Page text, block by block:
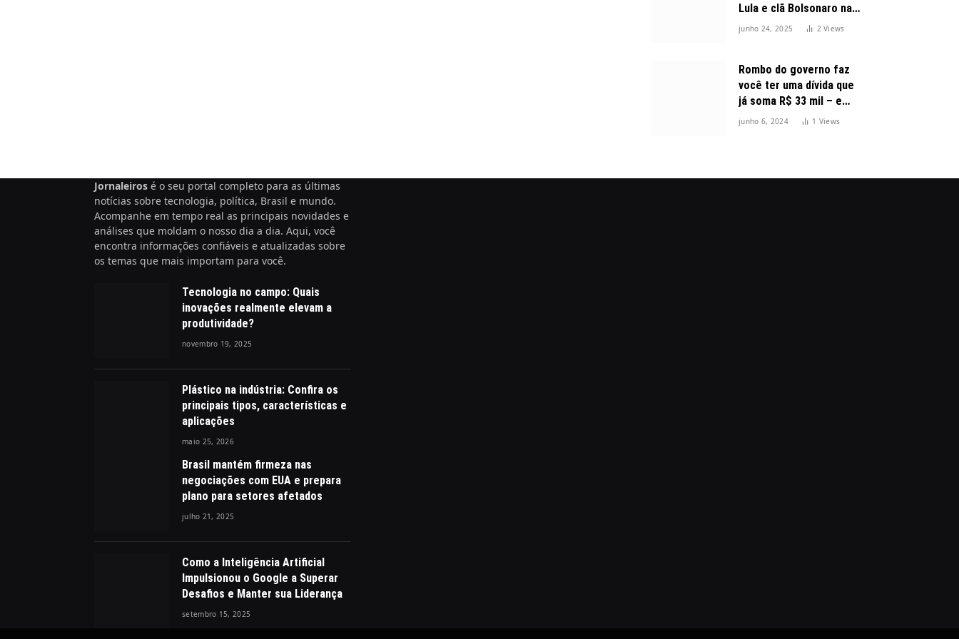
Lula e clã Bolsonaro na
disputa presidencial
junho 24, 2025 2Views
Rombo do governo faz
você ter uma dívida que
já soma R$ 33 mil – e
cresceu 300%
junho 6, 2024 1 Views
Jornaleiros é o seu portal completo para as últimas
notícias sobre tecnologia, política, Brasil e mundo.
Acompanhe em tempo real as principais novidades e
análises que moldam o nosso dia a dia. Aqui, você
encontra informações confiáveis e atualizadas sobre
os temas que mais importam para você.
Tecnologia no campo: Quais
inovações realmente elevam a
produtividade?
novembro 19, 2025
Plástico na indústria: Confira os
principais tipos, características e
aplicações
maio 25, 2026
Brasil mantém firmeza nas
negociações com EUA e prepara
plano para setores afetados
julho 21, 2025
Como a Inteligência Artificial
Impulsionou o Google a Superar
Desafios e Manter sua Liderança
setembro 15, 2025